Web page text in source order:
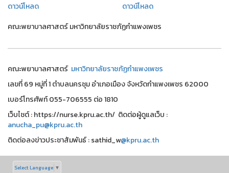
ดาวน์โหลด
ดาวน์โหลด
คณะพยาบาลศาสตร์ มหาวิทยาลัยราชภัฏกำแพงเพชร
คณะพยาบาลศาสตร์ มหาวิทยาลัยราชภัฏกำแพงเพชร
เลขที่ 69 หมู่ที่ 1 ตำบลนครชุม อำเภอเมือง จังหวัดกำแพงเพชร 62000
เบอร์โทรศัพท์ 055-706555 ต่อ 1810
เว็บไชต์ : https://nurse.kpru.ac.th/ ติดต่อผู้ดูแลเว็บ :
anucha_pu@kpru.ac.th
ติดต่อลงข่าวประชาสัมพันธ์ : sathid_w@kpru.ac.th
Select Language ▼